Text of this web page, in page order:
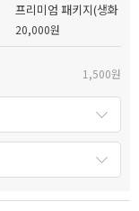
프리미엄 패키지(생화 캘
20,000원
1,500원